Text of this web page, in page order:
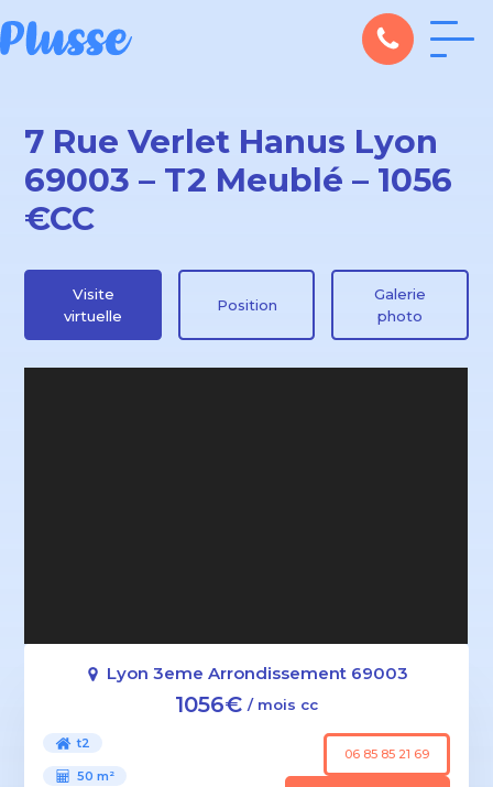
7 Rue Verlet Hanus Lyon
69003 – T2 Meublé – 1056
€CC
Visite
virtuelle
Position
Galerie
photo
Lyon 3eme Arrondissement 69003
1056€ / mois cc
t2
50 m²
06 85 85 21 69